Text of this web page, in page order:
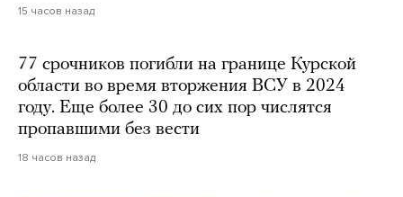
15 часов назад
77 срочников погибли на границе Курской
области во время вторжения ВСУ в 2024
году. Еще более 30 до сих пор числятся
пропавшими без вести
18 часов назад